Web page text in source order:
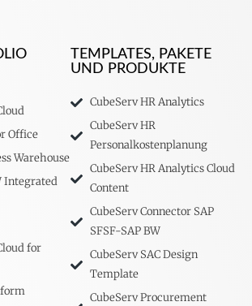
Office
Warehouse
Integrated
for
TEMPLATES, PAKETE
UND PRODUKTE
CubeServ HR Analytics
CubeServ HR
Personalkostenplanung
CubeServ HR Analytics Cloud
Content
CubeServ Connector SAP
SFSF-SAP BW
CubeServ SAC Design
Template
CubeServ Procurement